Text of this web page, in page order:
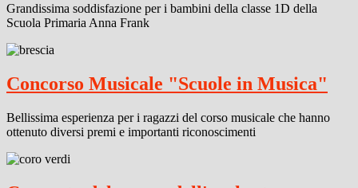
Grandissima soddisfazione per i bambini della classe 1D della
Scuola Primaria Anna Frank
Concorso Musicale "Scuole in Musica"
Bellissima esperienza per i ragazzi del corso musicale che hanno
ottenuto diversi premi e importanti riconoscimenti